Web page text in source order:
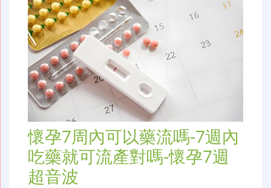
懷孕7周內可以藥流嗎-7週內
吃藥就可流產對嗎-懷孕7週
超音波